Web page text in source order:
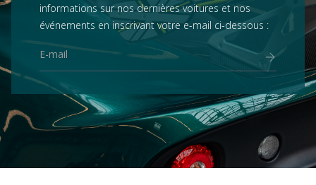
informations sur nos dernières voitures et nos
événements en inscrivant votre e-mail ci-dessous :